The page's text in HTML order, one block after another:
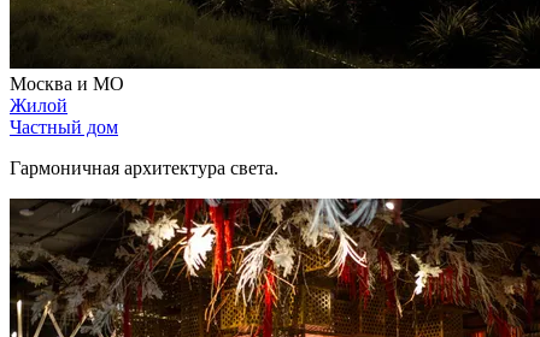
Москва и МО
Жилой
Частный дом
Гармоничная архитектура света.